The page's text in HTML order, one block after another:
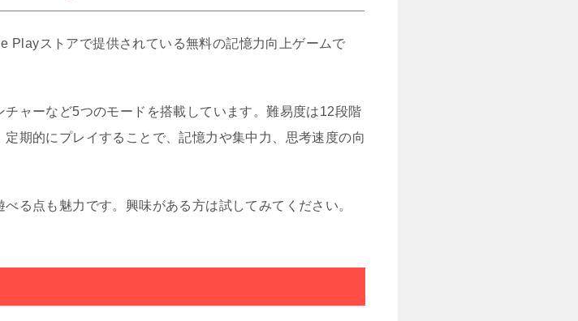
Playストアで提供されている無料の記憶力向上ゲームで
ャーなど5つのモードを搭載しています。難易度は12段階
期的にプレイすることで、記憶力や集中力、思考速度の向
る点も魅力です。興味がある方は試してみてください。